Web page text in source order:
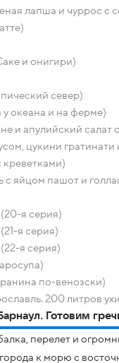
лапша и чуррос с
и онигири)
север)
океана и на ферме)
и апулийский салат
цукини гратинати
яйцом пашот и
я серия)
я серия)
я серия)
по-венозски)
200 литров
Готовим
перелет и
к морю с